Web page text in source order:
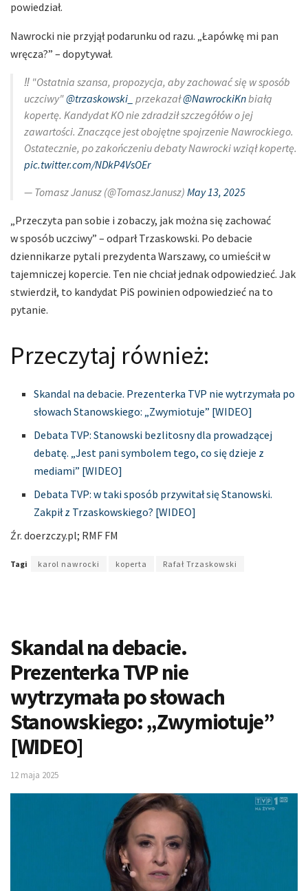
powiedział.
Nawrocki nie przyjął podarunku od razu. „Łapówkę mi pan
wręcza?” – dopytywał.
‼️ "Ostatnia szansa, propozycja, aby zachować się w sposób
uczciwy"@trzaskowski_ przekazał@NawrockiKnbiałą
kopertę. Kandydat KO nie zdradził szczegółów o jej
zawartości. Znaczące jest obojętne spojrzenie Nawrockiego.
Ostatecznie, po zakończeniu debaty Nawrocki wziął kopertę.
pic.twitter.com/NDkP4VsOEr
— Tomasz Janusz (@TomaszJanusz) May 13, 2025
„Przeczyta pan sobie i zobaczy, jak można się zachować
w sposób uczciwy” – odparł Trzaskowski. Po debacie
dziennikarze pytali prezydenta Warszawy, co umieścił w
tajemniczej kopercie. Ten nie chciał jednak odpowiedzieć. Jak
stwierdził, to kandydat PiS powinien odpowiedzieć na to
pytanie.
Przeczytaj również:
Skandal na debacie. Prezenterka TVP nie wytrzymała po
słowach Stanowskiego: „Zwymiotuje” [WIDEO]
Debata TVP: Stanowski bezlitosny dla prowadzącej
debatę. „Jest pani symbolem tego, co się dzieje z
mediami” [WIDEO]
Debata TVP: w taki sposób przywitał się Stanowski.
Zakpił z Trzaskowskiego? [WIDEO]
Źr. doerzczy.pl; RMF FM
Tagi karol nawrocki koperta Rafał Trzaskowski
Skandal na debacie.
Prezenterka TVP nie
wytrzymała po słowach
Stanowskiego: „Zwymiotuje”
[WIDEO]
12 maja 2025